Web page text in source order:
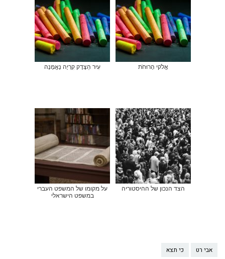
אֱלֹקי הָרוּחֹת עִיר הַצֶּדֶק קִרְיָה נֶאֱמָנָה
הצד הנכון של ההיסטוריה
על מקומו של המשפט העברי
במשפט הישראלי
אבי רט כי תצא